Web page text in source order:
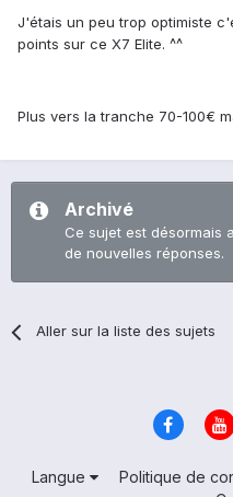
J'étais un peu trop optimiste
points sur ce X7 Elite. ^^
Plus vers la tranche 70-100€
Archivé
Ce sujet est désormais
de nouvelles réponses.
Aller sur la liste des sujets
Langue Politique de